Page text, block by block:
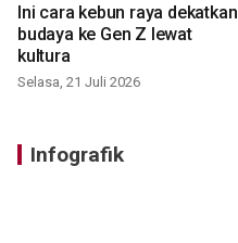
Ini cara kebun raya dekatkan
budaya ke Gen Z lewat
kultura
Selasa, 21 Juli 2026
Infografik